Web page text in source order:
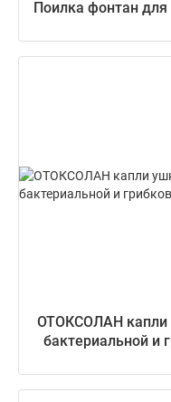
Поилка фонтан
ОТОКСОЛАН капли
бактериальной и